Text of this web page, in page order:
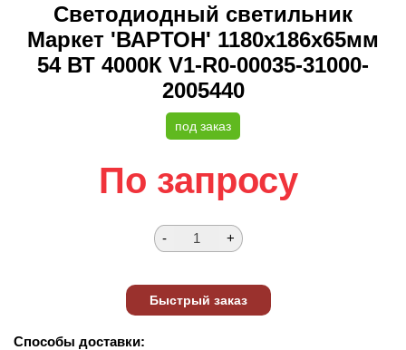
Светодиодный светильник
Маркет 'ВАРТОН' 1180х186х65мм
54 ВТ 4000К V1-R0-00035-31000-
2005440
под заказ
По запросу
Способы доставки: